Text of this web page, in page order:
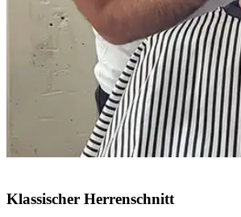
Klassischer Herrenschnitt